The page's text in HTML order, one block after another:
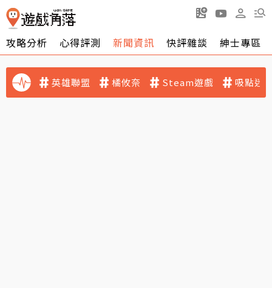
攻略分析 心得評測 新聞資訊 快評雜談 紳士專區
英雄聯盟 橘攸奈 Steam遊戲 吸點迷